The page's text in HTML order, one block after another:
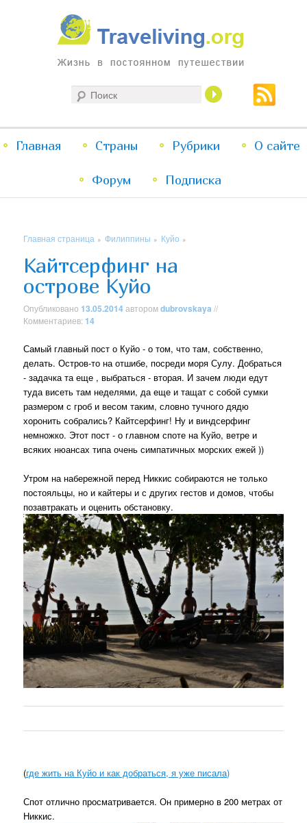
Traveliving
Жизнь в постоянном путешествии
меню
Перейти
к
Перейти
к
Главная Страны Рубрики О сайте
Форум Подписка
Главная страница »Филиппины » Куйо »
Кайтсерфинг на
острове Куйо
Опубликовано 13.05.2014авторомdubrovskaya //
Комментариев: 14
Самый главный пост о Куйо - о том, что там, собственно,
делать. Остров-то на отшибе, посреди моря Сулу. Добраться
- задачка та еще , выбраться - вторая. И зачем люди едут
туда висеть там неделями, да еще и тащат с собой сумки
размером с гроб и весом таким, словно тучного дядю
хоронить собрались? Кайтсерфинг! Ну и виндсерфинг
немножко. Этот пост - о главном споте на Куйо, ветре и
всяких нюансах типа очень симпатичных морских ежей ))
Утром на набережной перед Никкис собираются не только
постояльцы, но и кайтеры и с других гестов и домов, чтобы
позавтракать и оценить обстановку.
(где жить на Куйо и как добраться, я уже писала)
Спот отлично просматривается. Он примерно в 200 метрах от
Никкис.